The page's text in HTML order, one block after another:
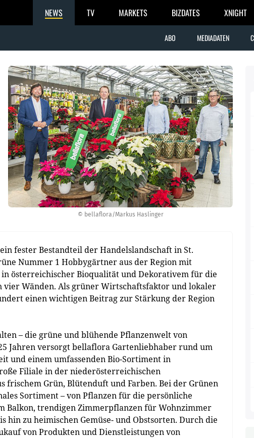
NEWS TV MARKETS BIZDATES XNIGHT
ABO MEDIADATEN
© bellaflora/Markus Haslinger
fester Bestandteil der Handelslandschaft in St.
Nummer 1 Hobbygärtner aus der Region mit
österreichischer Bioqualität und Dekorativem für die
vier Wänden. Als grüner Wirtschaftsfaktor und lokaler
einen wichtigen Beitrag zur Stärkung der Region
– die grüne und blühende Pflanzenwelt von
Jahren versorgt bellaflora Gartenliebhaber rund um
und einem umfassenden Bio-Sortiment in
Filiale in der niederösterreichischen
Grün, Blütenduft und Farben. Bei der Grünen
Sortiment – von Pflanzen für die persönliche
Balkon, trendigen Zimmerpflanzen für Wohnzimmer
zu heimischen Gemüse- und Obstsorten. Durch die
von Produkten und Dienstleistungen von